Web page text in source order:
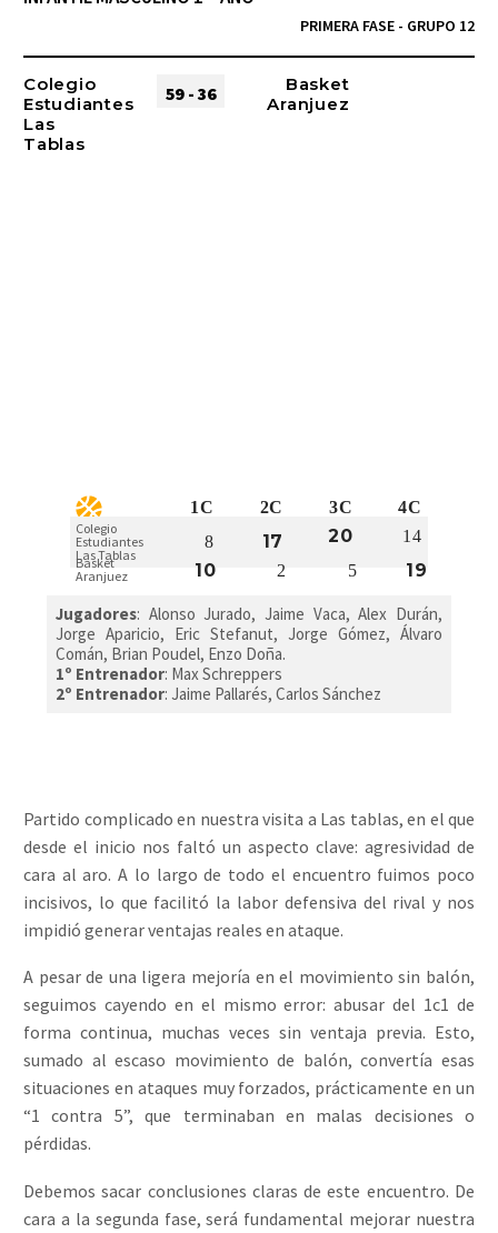
PRIMERA FASE - GRUPO 12
Colegio
Estudiantes
Las
Tablas
59 - 36
Basket
Aranjuez
1C 2C 3C 4C
Colegio
Estudiantes
Las Tablas
8 17 20 14
Basket
Aranjuez
10 2 5 19
Jugadores: Alonso Jurado, Jaime Vaca, Alex Durán,
Jorge Aparicio, Eric Stefanut, Jorge Gómez, Álvaro
Comán, Brian Poudel, Enzo Doña.
1º Entrenador: Max Schreppers
2º Entrenador: Jaime Pallarés, Carlos Sánchez
Partido complicado en nuestra visita a Las tablas, en el que
desde el inicio nos faltó un aspecto clave: agresividad de
cara al aro. A lo largo de todo el encuentro fuimos poco
incisivos, lo que facilitó la labor defensiva del rival y nos
impidió generar ventajas reales en ataque.
A pesar de una ligera mejoría en el movimiento sin balón,
seguimos cayendo en el mismo error: abusar del 1c1 de
forma continua, muchas veces sin ventaja previa. Esto,
sumado al escaso movimiento de balón, convertía esas
situaciones en ataques muy forzados, prácticamente en un
“1 contra 5”, que terminaban en malas decisiones o
pérdidas.
Debemos sacar conclusiones claras de este encuentro. De
cara a la segunda fase, será fundamental mejorar nuestra